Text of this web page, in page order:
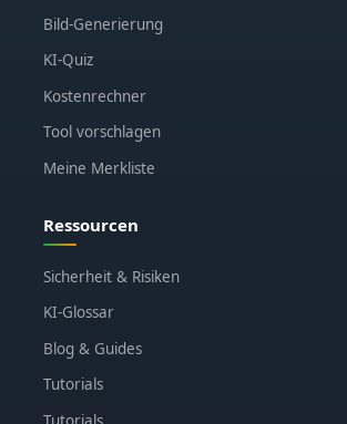
Bild-Generierung
KI-Quiz
Kostenrechner
Tool vorschlagen
Meine Merkliste
Ressourcen
Sicherheit & Risiken
KI-Glossar
Blog & Guides
Tutorials